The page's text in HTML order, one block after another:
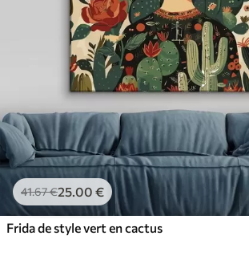
41.67€25.00 €
Frida de style vert en cactus